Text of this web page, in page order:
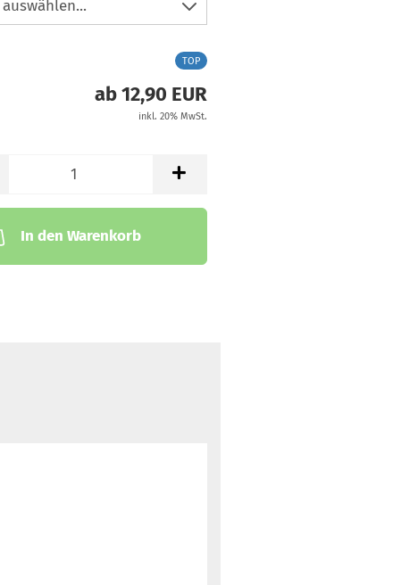
TOP
ab 12,90 EUR
inkl. 20% MwSt.
In den Warenkorb